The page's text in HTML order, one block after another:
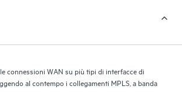
connessioni WAN su più tipi di interfacce di
al contempo i collegamenti MPLS, a banda